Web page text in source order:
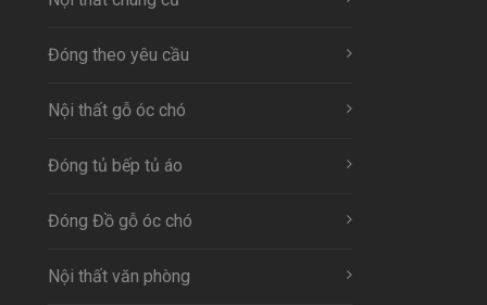
Đóng theo yêu cầu
Nội thất gỗ óc chó
Đóng tủ bếp tủ áo
Đóng Đồ gỗ óc chó
Nội thất văn phòng